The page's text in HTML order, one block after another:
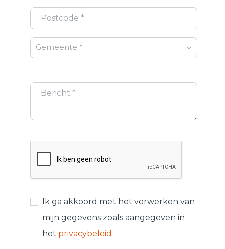
Gemeente *
Ik ga akkoord met het verwerken van
mijn gegevens zoals aangegeven in
het privacybeleid